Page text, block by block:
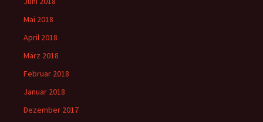
Mai 2018
April 2018
März 2018
Februar 2018
Januar 2018
Dezember 2017